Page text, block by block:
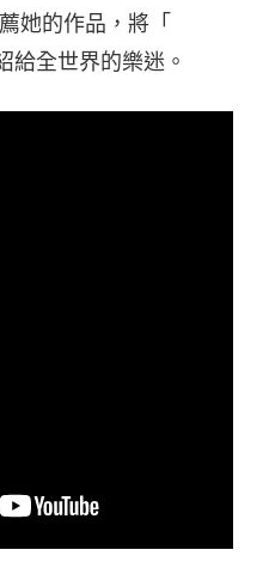
她的作品，將「
全世界的樂迷。